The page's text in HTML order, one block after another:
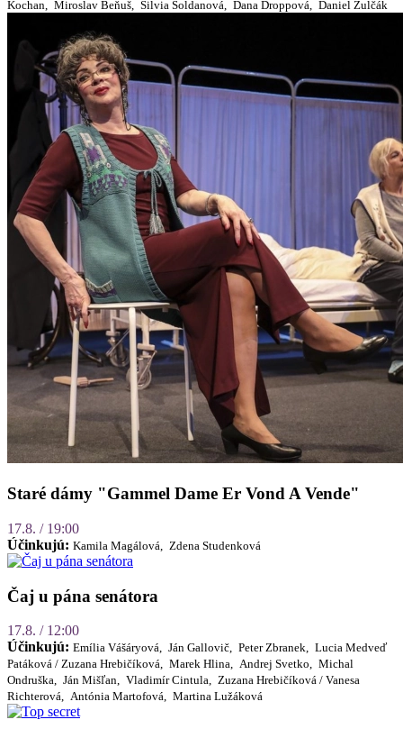
Kochan, Miroslav Beňuš, Silvia Soldanová, Dana Droppová, Daniel Žulčák
Staré dámy "Gammel Dame Er Vond A Vende"
17.8. / 19:00
Účinkujú: Kamila Magálová, Zdena Studenková
Čaj u pána senátora
17.8. / 12:00
Účinkujú: Emília Vášáryová, Ján Gallovič, Peter Zbranek, Lucia Medveď
Patáková / Zuzana Hrebičíková, Marek Hlina, Andrej Svetko, Michal
Ondruška, Ján Mišľan, Vladimír Cintula, Zuzana Hrebičíková / Vanesa
Richterová, Antónia Martofová, Martina Lužáková